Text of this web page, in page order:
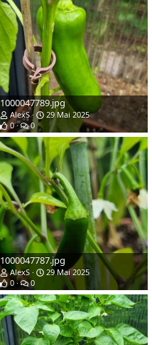
1000047789.jpg
AlexS
29 Mai 2025
0
0
1000047787.jpg
AlexS
29 Mai 2025
0
0